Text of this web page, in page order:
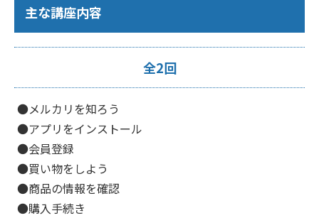
主な講座内容
全2回
●メルカリを知ろう
●アプリをインストール
●会員登録
●買い物をしよう
●商品の情報を確認
●購入手続き